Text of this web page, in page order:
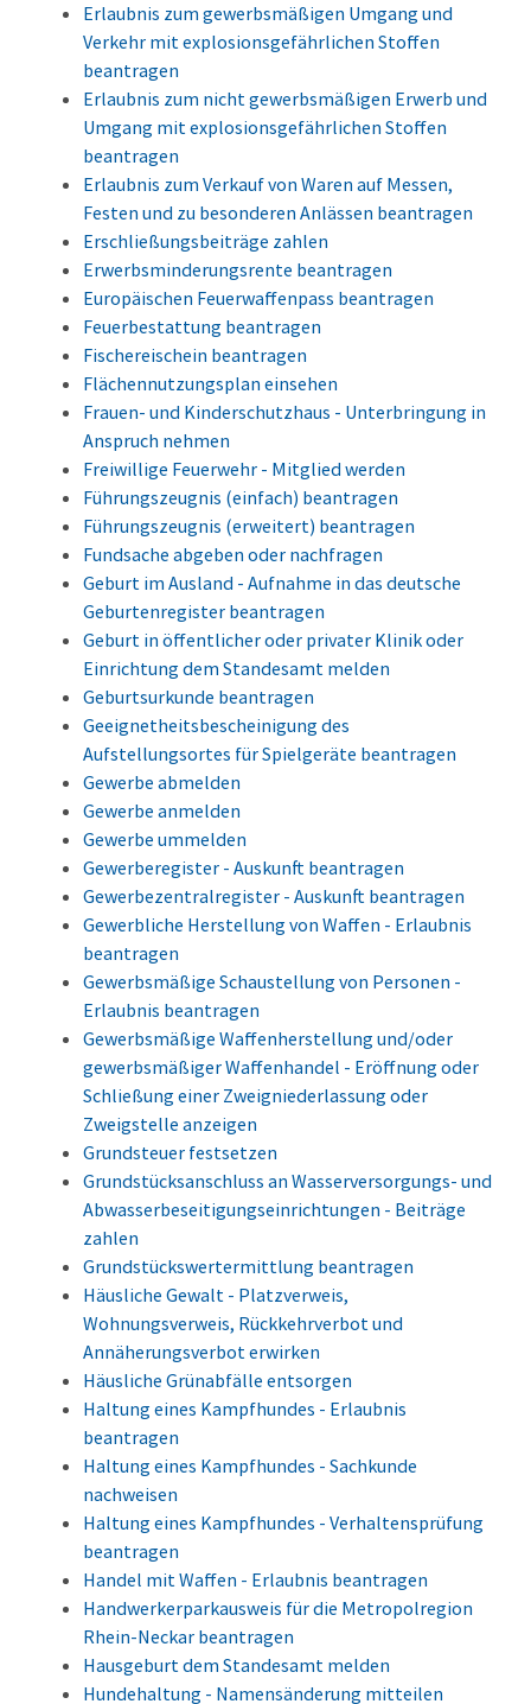
Erlaubnis zum gewerbsmäßigen Umgang und
Verkehr mit explosionsgefährlichen Stoffen
beantragen
Erlaubnis zum nicht gewerbsmäßigen Erwerb und
Umgang mit explosionsgefährlichen Stoffen
beantragen
Erlaubnis zum Verkauf von Waren auf Messen,
Festen und zu besonderen Anlässen beantragen
Erschließungsbeiträge zahlen
Erwerbsminderungsrente beantragen
Europäischen Feuerwaffenpass beantragen
Feuerbestattung beantragen
Fischereischein beantragen
Flächennutzungsplan einsehen
Frauen- und Kinderschutzhaus - Unterbringung in
Anspruch nehmen
Freiwillige Feuerwehr - Mitglied werden
Führungszeugnis (einfach) beantragen
Führungszeugnis (erweitert) beantragen
Fundsache abgeben oder nachfragen
Geburt im Ausland - Aufnahme in das deutsche
Geburtenregister beantragen
Geburt in öffentlicher oder privater Klinik oder
Einrichtung dem Standesamt melden
Geburtsurkunde beantragen
Geeignetheitsbescheinigung des
Aufstellungsortes für Spielgeräte beantragen
Gewerbe abmelden
Gewerbe anmelden
Gewerbe ummelden
Gewerberegister - Auskunft beantragen
Gewerbezentralregister - Auskunft beantragen
Gewerbliche Herstellung von Waffen - Erlaubnis
beantragen
Gewerbsmäßige Schaustellung von Personen -
Erlaubnis beantragen
Gewerbsmäßige Waffenherstellung und/oder
gewerbsmäßiger Waffenhandel - Eröffnung oder
Schließung einer Zweigniederlassung oder
Zweigstelle anzeigen
Grundsteuer festsetzen
Grundstücksanschluss an Wasserversorgungs- und
Abwasserbeseitigungseinrichtungen - Beiträge
zahlen
Grundstückswertermittlung beantragen
Häusliche Gewalt - Platzverweis,
Wohnungsverweis, Rückkehrverbot und
Annäherungsverbot erwirken
Häusliche Grünabfälle entsorgen
Haltung eines Kampfhundes - Erlaubnis
beantragen
Haltung eines Kampfhundes - Sachkunde
nachweisen
Haltung eines Kampfhundes - Verhaltensprüfung
beantragen
Handel mit Waffen - Erlaubnis beantragen
Handwerkerparkausweis für die Metropolregion
Rhein-Neckar beantragen
Hausgeburt dem Standesamt melden
Hundehaltung - Namensänderung mitteilen